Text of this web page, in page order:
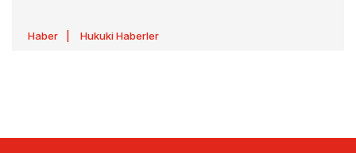
22.04.2026 tarihli Resmî Gazete ’de yayımlanmış olup,
Haber Hukuki Haberler